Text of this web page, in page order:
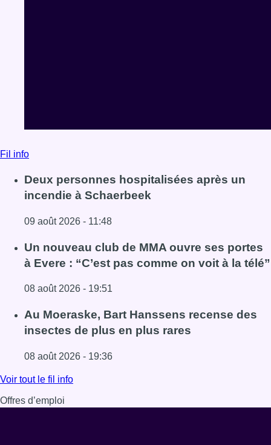
Fil info
Deux personnes hospitalisées après un
incendie à Schaerbeek
09 août 2026 - 11:48
Lire l'article Deux personnes hospitalisées après un
Un nouveau club de MMA ouvre ses portes
à Evere : “C’est pas comme on voit à la télé”
08 août 2026 - 19:51
Lire l'article Un nouveau club de MMA ouvre ses portes à
Au Moeraske, Bart Hanssens recense des
insectes de plus en plus rares
08 août 2026 - 19:36
Lire l'article Au Moeraske, Bart Hanssens recense des
Voir tout le fil info
Offres d’emploi